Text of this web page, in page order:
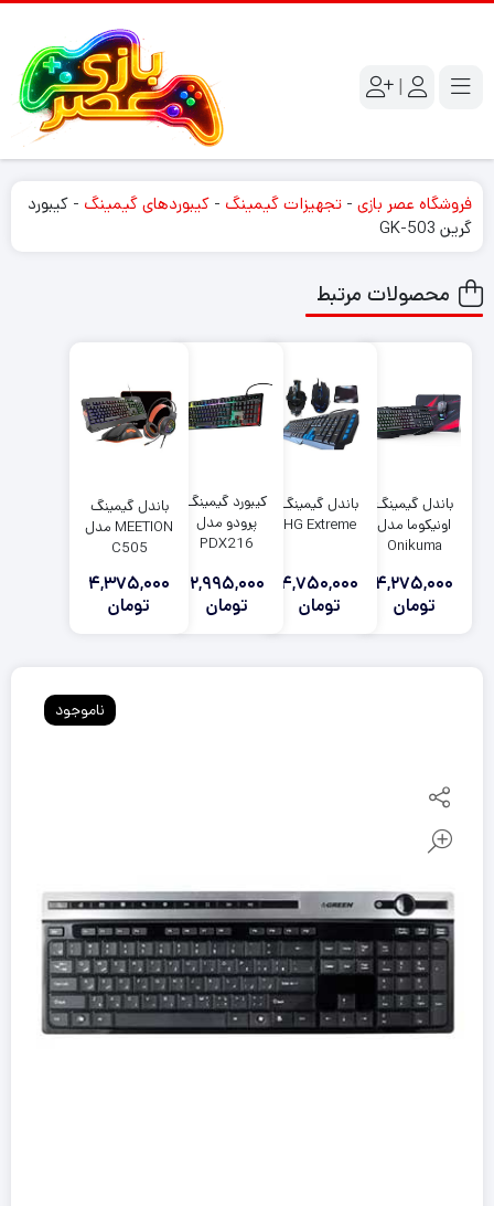
|
فروشگاه عصر بازی - تجهیزات گیمینگ - کیبوردهای گیمینگ - کیبورد
گرین GK-503
محصولات مرتبط
باندل گیمینگ
اونیکوما مدل
Onikuma
4,275,000
تومان
باندل گیمینگ
HG Extreme
4,750,000
تومان
کیبورد گیمینگ
پرودو مدل
PDX216
2,995,000
تومان
باندل گیمینگ
MEETION مدل
C505
4,375,000
تومان
ناموجود